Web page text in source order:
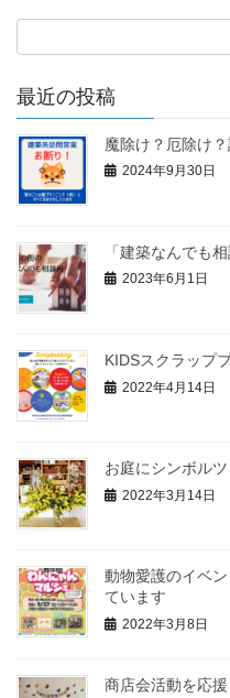
最近の投稿
魔除け？厄除け
2024年9月30日
「建築なんでも
2023年6月1日
KIDSスクラップ
2022年4月14日
お庭にシンボル
2022年3月14日
動物愛護のイベ
ています
2022年3月8日
商店会活動を応